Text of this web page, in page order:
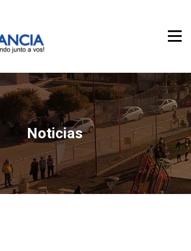
Noticias